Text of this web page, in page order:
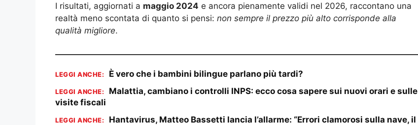
I risultati, aggiornati a maggio 2024 e ancora pienamente validi nel 2026, raccontano una
realtà meno scontata di quanto si pensi: non sempre il prezzo più alto corrisponde alla
qualità migliore.
LEGGI ANCHE: È vero che i bambini bilingue parlano più tardi?
LEGGI ANCHE:
Malattia, cambiano i controlli INPS: ecco cosa sapere sui nuovi orari e sulle
visite fiscali
LEGGI ANCHE:
Hantavirus, Matteo Bassetti lancia l’allarme: “Errori clamorosi sulla nave, il